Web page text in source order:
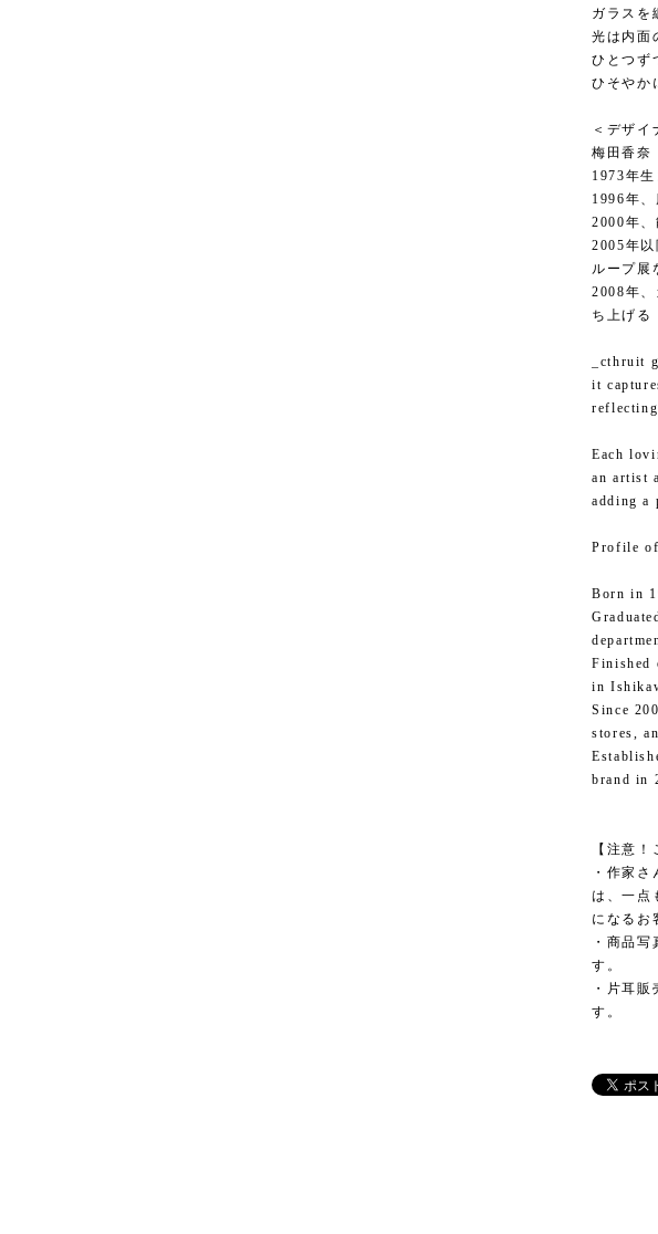
ガラスを
光は内面
ひとつず
ひそやか
＜デザイ
梅田香奈
1973年生
1996年
2000年
2005年
ループ展
2008年
ち上げる
_cthruit
it
Each
an artist
adding a
Profile of
Born in
Finished
in
Since
stores,
brand in
【注意
・作家
は、一点
になるお
・商品
す。
・片耳
す。